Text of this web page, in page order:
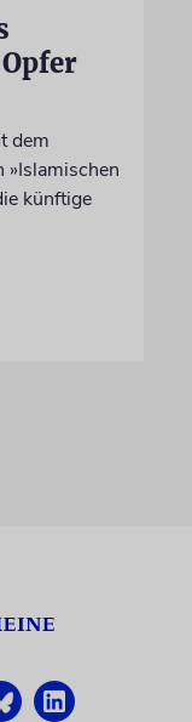
dem
»Islamischen
künftige